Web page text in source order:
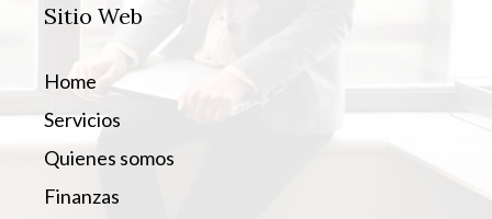
Sitio Web
Home
Servicios
Quienes somos
Finanzas